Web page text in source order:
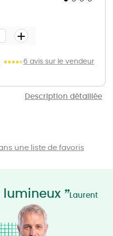
Description détaillée
6 avis sur le vendeur
+
lumineux ”Laurent
une liste de favoris